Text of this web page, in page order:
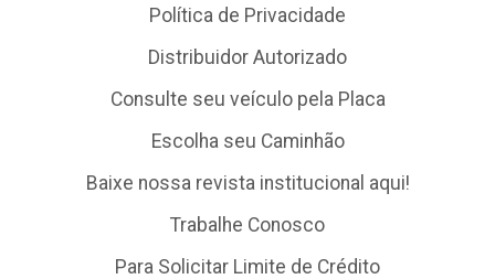
Política de Privacidade
Distribuidor Autorizado
Consulte seu veículo pela Placa
Escolha seu Caminhão
Baixe nossa revista institucional aqui!
Trabalhe Conosco
Para Solicitar Limite de Crédito